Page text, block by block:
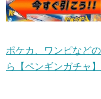
ポケカ、ワンピなど
ら【ペンギンガチャ】